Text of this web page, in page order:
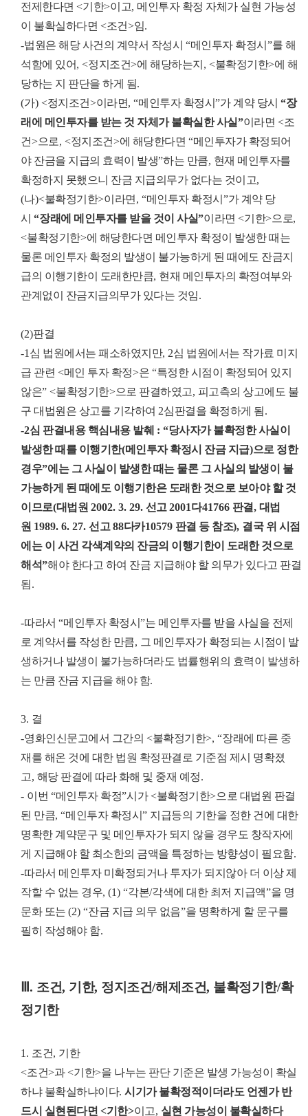
전제한다면 <기한>이고, 메인투자 확정 자체가 실현 가능성
이 불확실하다면 <조건>임.
-법원은 해당 사건의 계약서 작성시 “메인투자 확정시 ”를 해
석함에 있어, <정지조건>에 해당하는지 , <불확정기한>에 해
당하는 지 판단을 하게 됨.
(가) <정지조건>이라면, “메인투자 확정시 ”가 계약 당시 “장
래에 메인투자를 받는 것 자체가 불확실한 사실”이라면 <조
건>으로, <정지조건>에 해당한다면 “메인투자가 확정되어
야 잔금을 지급의 효력이 발생”하는 만큼, 현재 메인투자를
확정하지 못했으니 잔금 지급의무가 없다는 것이고,
(나)<불확정기한>이라면 , “메인투자 확정시 ”가 계약 당
시 “장래에 메인투자를 받을 것이 사실”이라면 <기한>으로,
<불확정기한>에 해당한다면 메인투자 확정이 발생한 때는
물론 메인투자 확정의 발생이 불가능하게 된 때에도 잔금지
급의 이행기한이 도래한만큼, 현재 메인투자의 확정여부와
관계없이 잔금지급의무가 있다는 것임.
(2)판결
-1 심 법원에서는 패소하였지만, 2심 법원에서는 작가료 미지
급 관련 <메인 투자 확정>은 “특정한 시점이 확정되어 있지
않은” <불확정기한>으로 판결하였고, 피고측의 상고에도 불
구 대법원은 상고를 기각하여 2심판결을 확정하게 됨.
-2심 판결내용 핵심내용 발췌 : “당사자가 불확정한 사실이
발생한 때를 이행기한(메인투자 확정시 잔금 지급)으로 정한
경우”에는 그 사실이 발생한 때는 물론 그 사실의 발생이 불
가능하게 된 때에도 이행기한은 도래한 것으로 보아야 할 것
이므로(대법원 2002. 3. 29. 선고 2001다41766 판결, 대법
원 1989. 6. 27. 선고 88다카10579 판결 등 참조), 결국 위 시점
에는 이 사건 각색계약의 잔금의 이행기한이 도래한 것으로
해석”해야 한다고 하여 잔금 지급해야 할 의무가 있다고 판결
됨.
-따라서 “메인투자 확정시 ”는 메인투자를 받을 사실을 전제
로 계약서를 작성한 만큼, 그 메인투자가 확정되는 시점이 발
생하거나 발생이 불가능하더라도 법률행위의 효력이 발생하
는 만큼 잔금 지급을 해야 함.
3. 결
-영화인신문고에서 그간의 <불확정기한>, “장래에 따른 중
재를 해온 것에 대한 법원 확정판결로 기준점 제시 명확졌
고, 해당 판결에 따라 화해 및 중재 예정.
- 이번 “메인투자 확정”시가 <불확정기한>으로 대법원 판결
된 만큼, “메인투자 확정시 ” 지급등의 기한을 정한 건에 대한
명확한 계약문구 및 메인투자가 되지 않을 경우도 창작자에
게 지급해야 할 최소한의 금액을 특정하는 방향성이 필요함.
-따라서 메인투자 미확정되거나 투자가 되지않아 더 이상 제
작할 수 없는 경우, (1) “각본/각색에 대한 최저 지급액”을 명
문화 또는 (2) “잔금 지급 의무 없음”을 명확하게 할 문구를
필히 작성해야 함.
. 조건, 기한, 정지조건/해제조건, 불확정기한/확
정기한
1. 조건, 기한
<조건>과 <기한>을 나누는 판단 기준은 발생 가능성이 확실
하냐 불확실하냐이다. 시기가 불확정적이더라도 언젠가 반
드시 실현된다면 <기한>이고, 실현 가능성이 불확실하다